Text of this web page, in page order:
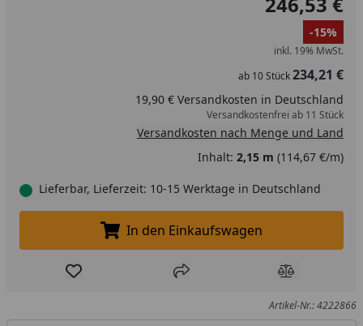
-15%
inkl. 19% MwSt.
ab 10Stück234,21 €
19,90 € Versandkosten in Deutschland
Versandkostenfrei ab 11 Stück
Versandkosten nach Menge und Land
Inhalt: 2,15 m (114,67 €/m)
Lieferbar, Lieferzeit: 10-15 Werktage in Deutschland
In den Einkaufswagen legen
In den Einkaufswagen
Produkt zur Wunschliste hinzufügen
Teilen Produkt
Artikel-Nr.: 4222866